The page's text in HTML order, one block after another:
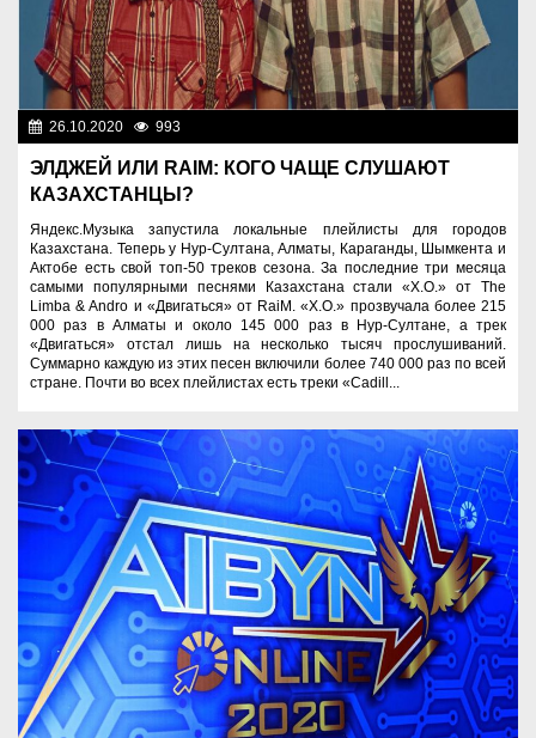
26.10.2020 993
ЭЛДЖЕЙ ИЛИ RAIM: КОГО ЧАЩЕ СЛУШАЮТ
КАЗАХСТАНЦЫ?
Яндекс.Музыка запустила локальные плейлисты для городов
Казахстана. Теперь у Нур-Султана, Алматы, Караганды, Шымкента и
Актобе есть свой топ-50 треков сезона. За последние три месяца
самыми популярными песнями Казахстана стали «X.O.» от The
Limba & Andro и «Двигаться» от RaiM. «X.O.» прозвучала более 215
000 раз в Алматы и около 145 000 раз в Нур-Султане, а трек
«Двигаться» отстал лишь на несколько тысяч прослушиваний.
Суммарно каждую из этих песен включили более 740 000 раз по всей
стране. Почти во всех плейлистах есть треки «Cadill...